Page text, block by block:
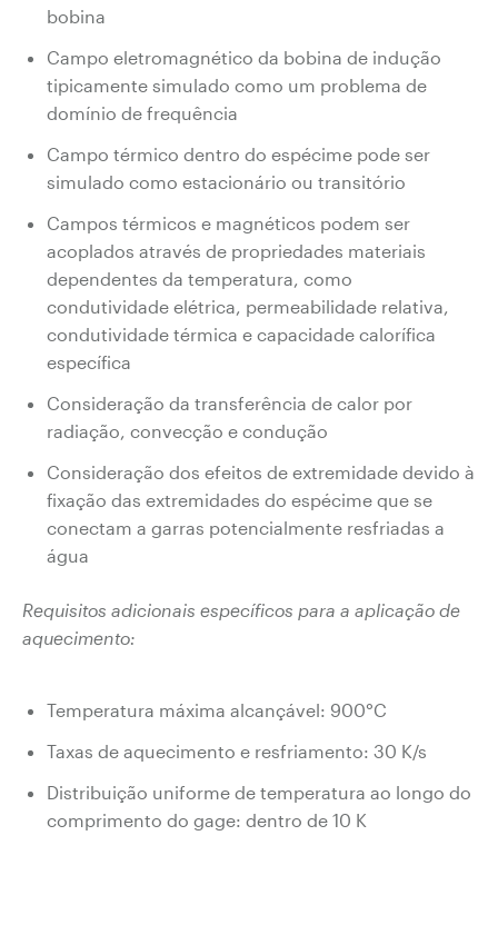
bobina
Campo eletromagnético da bobina de indução
tipicamente simulado como um problema de
domínio de frequência
Campo térmico dentro do espécime pode ser
simulado como estacionário ou transitório
Campos térmicos e magnéticos podem ser
acoplados através de propriedades materiais
dependentes da temperatura, como
condutividade elétrica, permeabilidade relativa,
condutividade térmica e capacidade calorífica
específica
Consideração da transferência de calor por
radiação, convecção e condução
Consideração dos efeitos de extremidade devido à
fixação das extremidades do espécime que se
conectam a garras potencialmente resfriadas a
água
Requisitos adicionais específicos para a aplicação de
aquecimento:
Temperatura máxima alcançável: 900°C
Taxas de aquecimento e resfriamento: 30 K/s
Distribuição uniforme de temperatura ao longo do
comprimento do gage: dentro de 10 K